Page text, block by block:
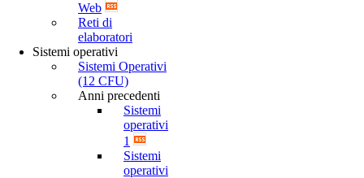
Web
Reti di
elaboratori
Sistemi operativi
Sistemi Operativi
(12 CFU)
Anni precedenti
Sistemi
operativi
1
Sistemi
operativi